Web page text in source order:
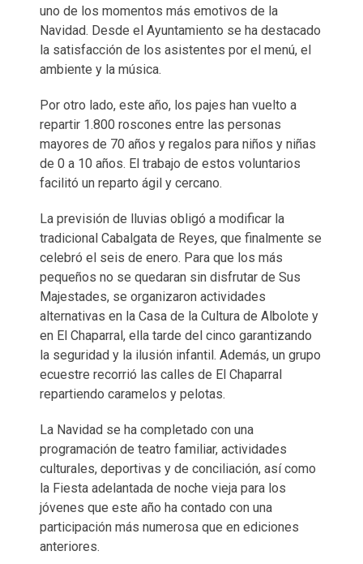
uno de los momentos más emotivos de la
Navidad. Desde el Ayuntamiento se ha destacado
la satisfacción de los asistentes por el menú, el
ambiente y la música.
Por otro lado, este año, los pajes han vuelto a
repartir 1.800 roscones entre las personas
mayores de 70 años y regalos para niños y niñas
de 0 a 10 años. El trabajo de estos voluntarios
facilitó un reparto ágil y cercano.
La previsión de lluvias obligó a modificar la
tradicional Cabalgata de Reyes, que finalmente se
celebró el seis de enero. Para que los más
pequeños no se quedaran sin disfrutar de Sus
Majestades, se organizaron actividades
alternativas en la Casa de la Cultura de Albolote y
en El Chaparral, ella tarde del cinco garantizando
la seguridad y la ilusión infantil. Además, un grupo
ecuestre recorrió las calles de El Chaparral
repartiendo caramelos y pelotas.
La Navidad se ha completado con una
programación de teatro familiar, actividades
culturales, deportivas y de conciliación, así como
la Fiesta adelantada de noche vieja para los
jóvenes que este año ha contado con una
participación más numerosa que en ediciones
anteriores.